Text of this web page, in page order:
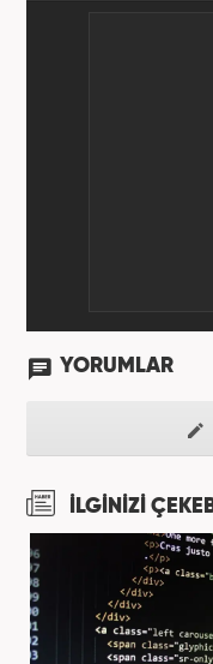
YORUMLAR
İLGİNİZİ